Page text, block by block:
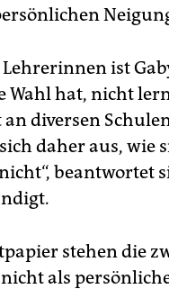
ist
Wahl hat, nicht
diversen
daher aus, wie
beantwortet
stehen die
nicht als